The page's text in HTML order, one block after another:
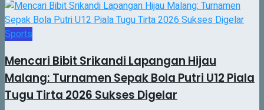
Sports
Mencari Bibit Srikandi Lapangan Hijau
Malang: Turnamen Sepak Bola Putri U12 Piala
Tugu Tirta 2026 Sukses Digelar